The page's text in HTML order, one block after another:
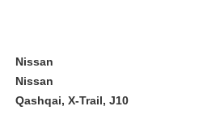
Nissan
Nissan
Qashqai, X-Trail, J10